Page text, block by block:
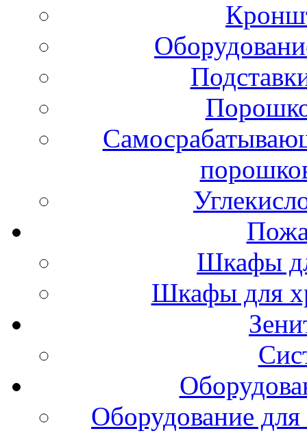
Шкафы
Шкафы для
Оборудование